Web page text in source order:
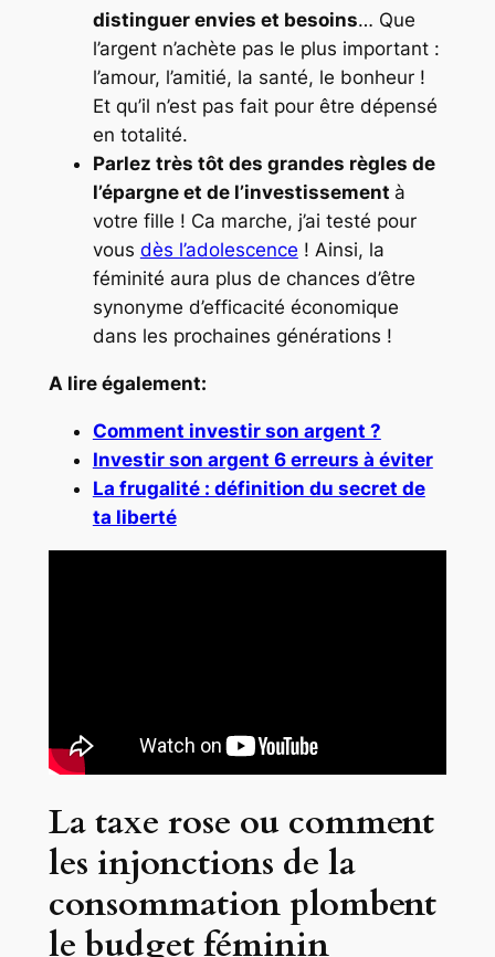
distinguer envies et besoins… Que
l’argent n’achète pas le plus important :
l’amour, l’amitié, la santé, le bonheur !
Et qu’il n’est pas fait pour être dépensé
en totalité.
Parlez très tôt des grandes règles de
l’épargne et de l’investissement à
votre fille ! Ca marche, j’ai testé pour
vous dès l’adolescence ! Ainsi, la
féminité aura plus de chances d’être
synonyme d’efficacité économique
dans les prochaines générations !
A lire également:
Comment investir son argent ?
Investir son argent 6 erreurs à éviter
La frugalité : définition du secret de
ta liberté
La taxe rose ou comment
les injonctions de la
consommation plombent
le budget féminin